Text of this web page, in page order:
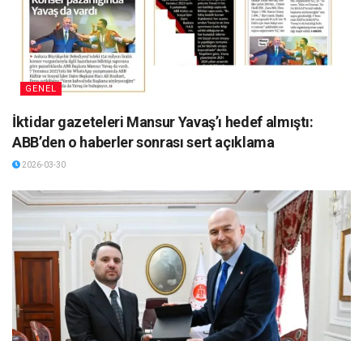
GENEL
İktidar gazeteleri Mansur Yavaş’ı hedef almıştı:
ABB’den o haberler sonrası sert açıklama
2026-03-30